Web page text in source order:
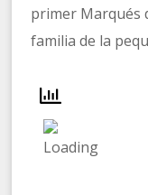
primer Marqués
familia de la